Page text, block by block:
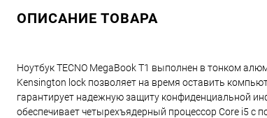
ОПИСАНИЕ ТОВАРА
Ноутбук TECNO MegaBook T1 выполнен в тонком
Kensington lock позволяет на время оставить
гарантирует надежную защиту конфиденциальной
обеспечивает четырехъядерный процессор Core i5 с